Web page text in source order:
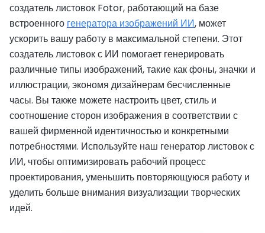
создатель листовок Fotor, работающий на базе
встроенного генератора изображений ИИ, может
ускорить вашу работу в максимальной степени. Этот
создатель листовок с ИИ помогает генерировать
различные типы изображений, такие как фоны, значки и
иллюстрации, экономя дизайнерам бесчисленные
часы. Вы также можете настроить цвет, стиль и
соотношение сторон изображения в соответствии с
вашей фирменной идентичностью и конкретными
потребностями. Используйте наш генератор листовок с
ИИ, чтобы оптимизировать рабочий процесс
проектирования, уменьшить повторяющуюся работу и
уделить больше внимания визуализации творческих
идей.